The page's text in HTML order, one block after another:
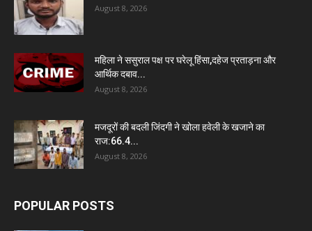
August 8, 2026
महिला ने ससुराल पक्ष पर घरेलू हिंसा,दहेज प्रताड़ना और
आर्थिक दबाव...
August 8, 2026
मजदूरों की बदली जिंदगी ने खोला हवेली के खजाने का
राज:66.4...
August 8, 2026
POPULAR POSTS